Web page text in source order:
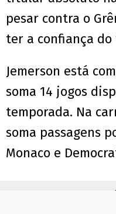
pesar contra o
ter a confiança
Jemerson está
soma 14 jogos
temporada. Na
soma passagens
Monaco e